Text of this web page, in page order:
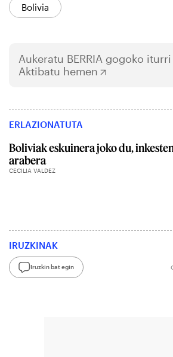
Bolivia
Aukeratu BERRIA gogoko iturri
Aktibatu hemen
ERLAZIONATUTA
Boliviak eskuinera joko du,
arabera
CECILIA VALDEZ
IRUZKINAK
Iruzkin bat egin